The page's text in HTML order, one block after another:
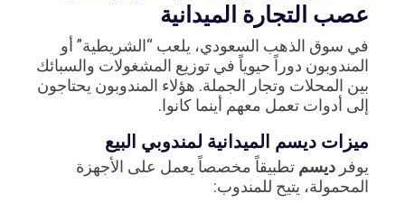
عصب التجارة الميدانية
في سوق الذهب السعودي، يلعب “الشريطية” أو
المندوبون دوراً حيوياً في توزيع المشغولات والسبائك
بين المحلات وتجار الجملة. هؤلاء المندوبون يحتاجون
إلى أدوات تعمل معهم أينما كانوا.
ميزات ديسم الميدانية لمندوبي البيع
يوفر ديسم تطبيقاً مخصصاً يعمل على الأجهزة
المحمولة، يتيح للمندوب: